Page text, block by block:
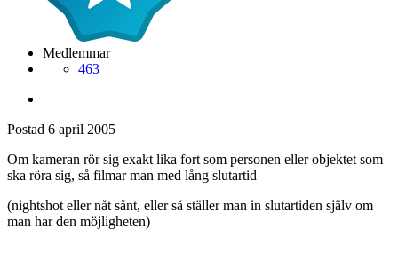
Medlemmar
463
Postad 6 april 2005
Om kameran rör sig exakt lika fort som personen eller objektet som
ska röra sig, så filmar man med lång slutartid
(nightshot eller nåt sånt, eller så ställer man in slutartiden själv om
man har den möjligheten)